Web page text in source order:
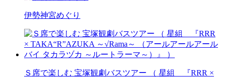
伊勢神宮めぐり
Ｓ席で楽しむ 宝塚観劇バスツアー （ 星組 『RRR ×